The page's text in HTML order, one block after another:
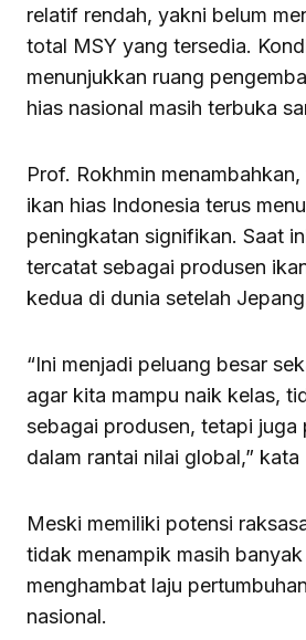
relatif rendah, yakni belum
total MSY yang tersedia.
menunjukkan ruang
hias nasional masih terbuka
Prof. Rokhmin
ikan hias Indonesia terus
peningkatan signifikan. Saat
tercatat sebagai produsen
kedua di dunia setelah
“Ini menjadi peluang besar
agar kita mampu naik kelas,
sebagai produsen, tetapi juga
dalam rantai nilai global,” kata
Meski memiliki potensi
tidak menampik masih
menghambat laju
nasional.